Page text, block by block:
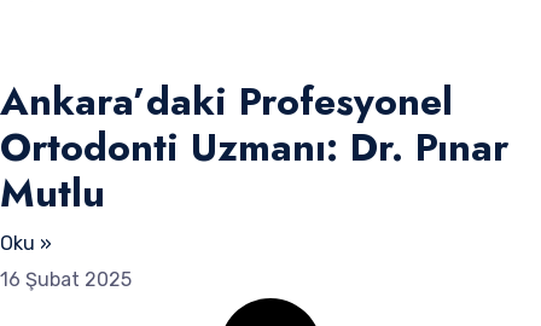
Ankara’daki Profesyonel
Ortodonti Uzmanı: Dr. Pınar
Mutlu
Oku »
16 Şubat 2025